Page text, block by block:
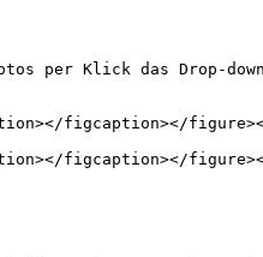
per Klick das Drop-
figcaption></
figcaption></